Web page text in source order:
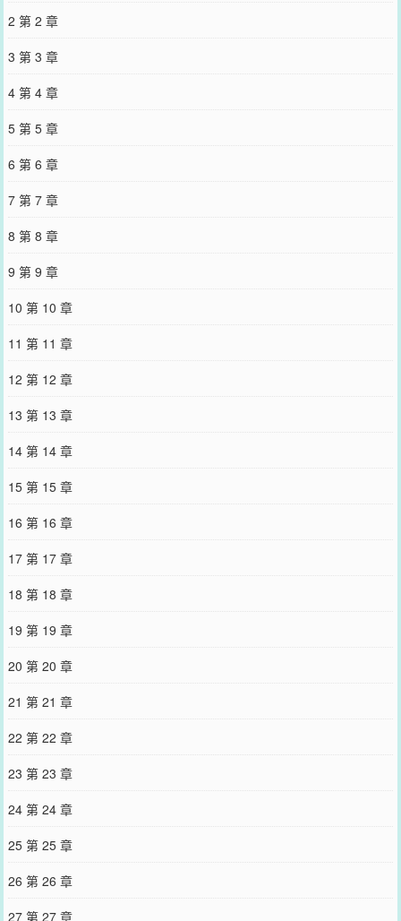
娇娇一点都不嫌弃。结婚五年，屠娇娇都没能怀上一儿半女，正心惴
把家里的活全都扔给了屠娇娇，并郑重承诺只要考上大学，他一定会
的大学生，也信守承诺，把屠娇娇带了回去。但是回城第二天，颜殊
梦见自己救了一个叫做颜殊的知青，还嫁给了他，但这个知青吃她的
的王八蛋，只有你会读书吗？然后，雾里乡七七年飞出了两只金凤
——————————————————————————————
《伴娘小姐，好久不见》
群和微博微信里的朋友推荐哦！
2 第 2 章
3 第 3 章
4 第 4 章
5 第 5 章
6 第 6 章
7 第 7 章
8 第 8 章
9 第 9 章
10 第 10 章
11 第 11 章
12 第 12 章
13 第 13 章
14 第 14 章
15 第 15 章
16 第 16 章
17 第 17 章
18 第 18 章
19 第 19 章
20 第 20 章
21 第 21 章
22 第 22 章
23 第 23 章
24 第 24 章
25 第 25 章
26 第 26 章
27 第 27 章